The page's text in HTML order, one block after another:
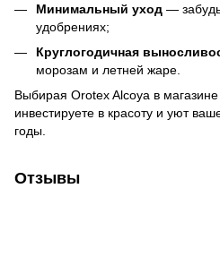
Минимальный уход —
удобрениях;
Круглогодичная
морозам и летней жаре.
Выбирая Orotex Alcoya в магазине
инвестируете в красоту и уют
годы.
Отзывы